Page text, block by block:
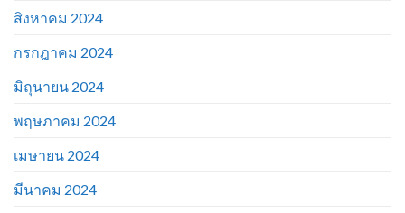
สิงหาคม 2024
กรกฎาคม 2024
มิถุนายน 2024
พฤษภาคม 2024
เมษายน 2024
มีนาคม 2024